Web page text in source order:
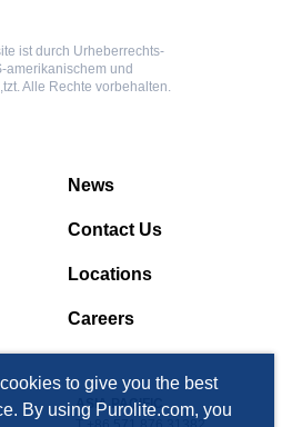
to give you the best
By using Purolite.com, you
ist durch Urheberrechts-
amerikanischem und
Alle Rechte vorbehalten.
News
Contact Us
Locations
Careers
ASIA PACIFIC